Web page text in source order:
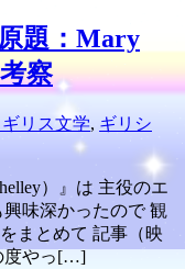
題：Mary
察
ギリス文学, ギリシ
）』は 主役のエ
味深かったので 観
まとめて 記事（映
度やっ[…]